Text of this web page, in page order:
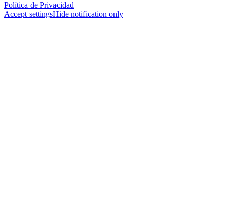
Política de Privacidad
Accept settingsHide notification only